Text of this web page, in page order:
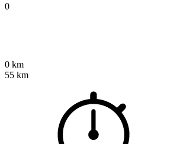
0
0 km
55 km